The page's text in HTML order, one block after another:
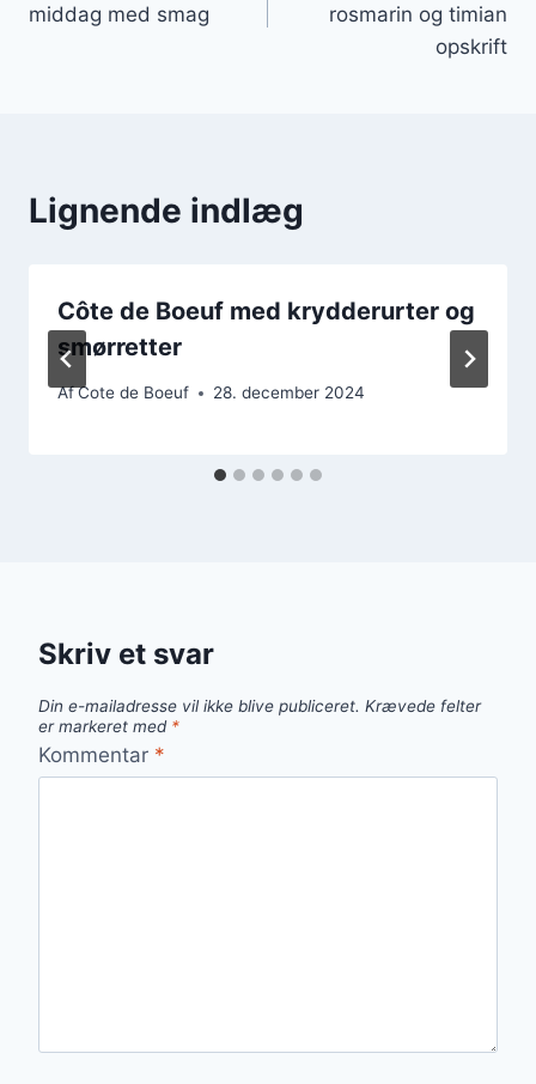
middag med smag
rosmarin og timian
opskrift
Lignende indlæg
Côte de Boeuf med krydderurter og
smørretter
AfCote de Boeuf 28. december 2024
Skriv et svar
Din e-mailadresse vil ikke blive publiceret. Krævede felter
er markeret med *
Kommentar *